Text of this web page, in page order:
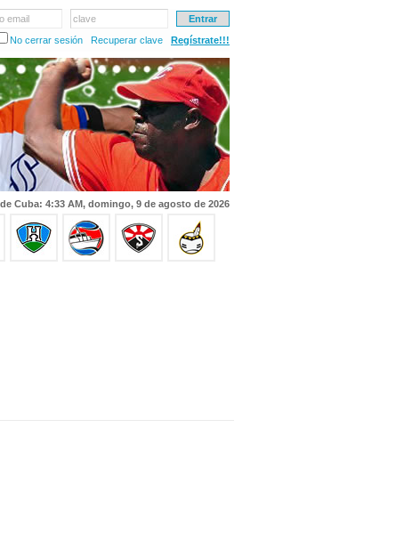
email
clave
No cerrar sesión
Recuperar clave Regístrate!!!
Cuba: 4:33 AM, domingo, 9 de agosto de 2026